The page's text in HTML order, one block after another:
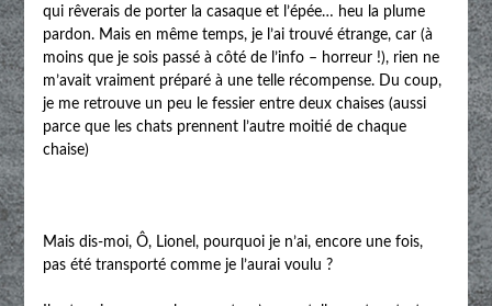
qui rêverais de porter la casaque et l’épée… heu la plume
pardon. Mais en même temps, je l’ai trouvé étrange, car (à
moins que je sois passé à côté de l’info – horreur !), rien ne
m’avait vraiment préparé à une telle récompense. Du coup,
je me retrouve un peu le fessier entre deux chaises (aussi
parce que les chats prennent l’autre moitié de chaque
chaise)
Mais dis-moi, Ô, Lionel, pourquoi je n’ai, encore une fois,
pas été transporté comme je l’aurai voulu ?